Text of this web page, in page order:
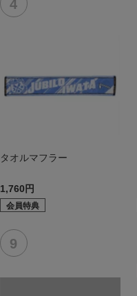
タオルマフラー
1,760円
会員特典